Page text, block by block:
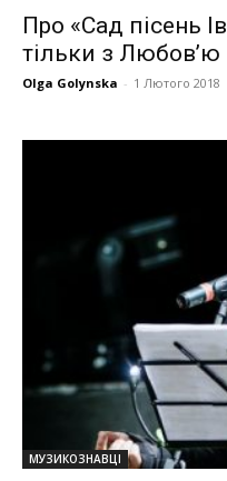
Про «Сад пісень
тільки з
Olga Golynska - 1 Лютого 2018
МУЗИКОЗНАВЦІ